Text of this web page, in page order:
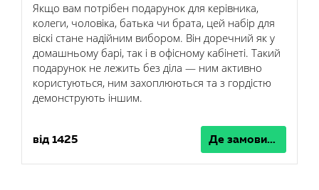
Якщо вам потрібен подарунок для керівника,
колеги, чоловіка, батька чи брата, цей набір для
віскі стане надійним вибором. Він доречний як у
домашньому барі, так і в офісному кабінеті. Такий
подарунок не лежить без діла — ним активно
користуються, ним захоплюються та з гордістю
демонструють іншим.
від 1425 Де замовити